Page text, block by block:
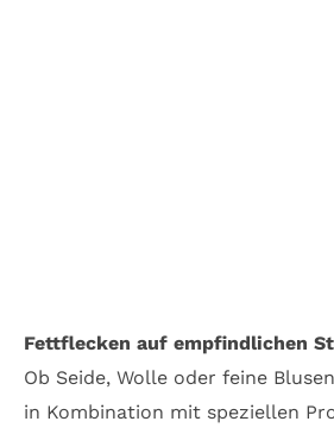
Fettflecken auf empfindlichen
Ob Seide, Wolle oder feine
in Kombination mit speziellen